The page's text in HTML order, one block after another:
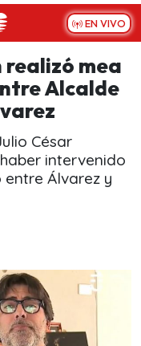
EN VIVO
realizó mea
Alcalde
César
intervenido
entre Álvarez y